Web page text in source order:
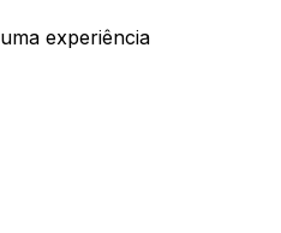
uma experiência